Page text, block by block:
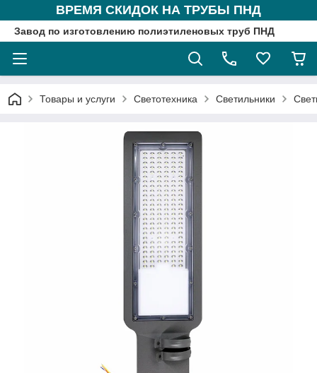
ВРЕМЯ СКИДОК НА ТРУБЫ ПНД
Завод по изготовлению полиэтиленовых труб ПНД
Товары и услуги Светотехника Светильники